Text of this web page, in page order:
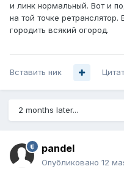
и линк нормальный. Вот и
на той точке
городить всякий огород.
Вставить ник
2 months later...
pandel
Опубликовано 12